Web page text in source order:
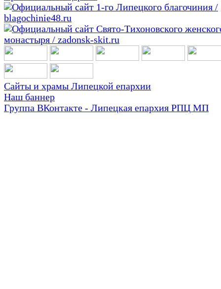
Сайты и храмы Липецкой епархии
Наш баннер
Группа ВКонтакте - Липецкая епархия РПЦ МП